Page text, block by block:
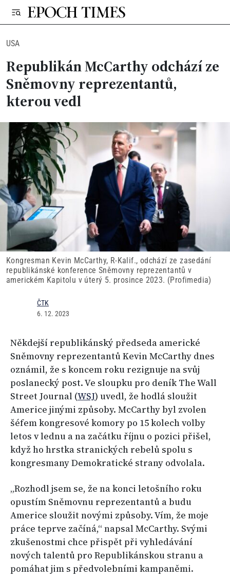
USA
Republikán McCarthy odchází ze
Sněmovny reprezentantů,
kterou vedl
Kongresman Kevin McCarthy, R-Kalif., odchází ze zasedání
republikánské konference Sněmovny reprezentantů v
americkém Kapitolu v úterý 5. prosince 2023. (Profimedia)
ČTK
6. 12. 2023
Někdejší republikánský předseda americké
Sněmovny reprezentantů Kevin McCarthy dnes
oznámil, že s koncem roku rezignuje na svůj
poslanecký post. Ve sloupku pro deník The Wall
Street Journal (WSJ) uvedl, že hodlá sloužit
Americe jinými způsoby. McCarthy byl zvolen
šéfem kongresové komory po 15 kolech volby
letos v lednu a na začátku říjnu o pozici přišel,
když ho hrstka stranických rebelů spolu s
kongresmany Demokratické strany odvolala.
„Rozhodl jsem se, že na konci letošního roku
opustím Sněmovnu reprezentantů a budu
Americe sloužit novými způsoby. Vím, že moje
práce teprve začíná,“ napsal McCarthy. Svými
zkušenostmi chce přispět při vyhledávání
nových talentů pro Republikánskou stranu a
pomáhat jim s předvolebními kampaněmi.